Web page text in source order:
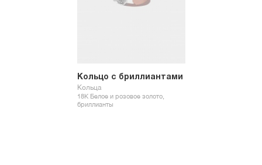
Кольцо с бриллиантами
Кольца
18К Белое и розовое золото,
бриллианты